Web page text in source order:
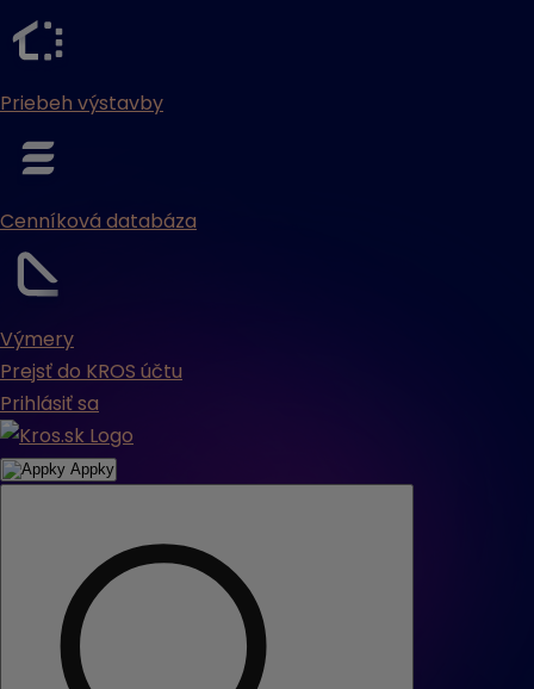
Priebeh výstavby
Cenníková databáza
Výmery
Prejsť do KROS účtu
Prihlásiť sa
Appky